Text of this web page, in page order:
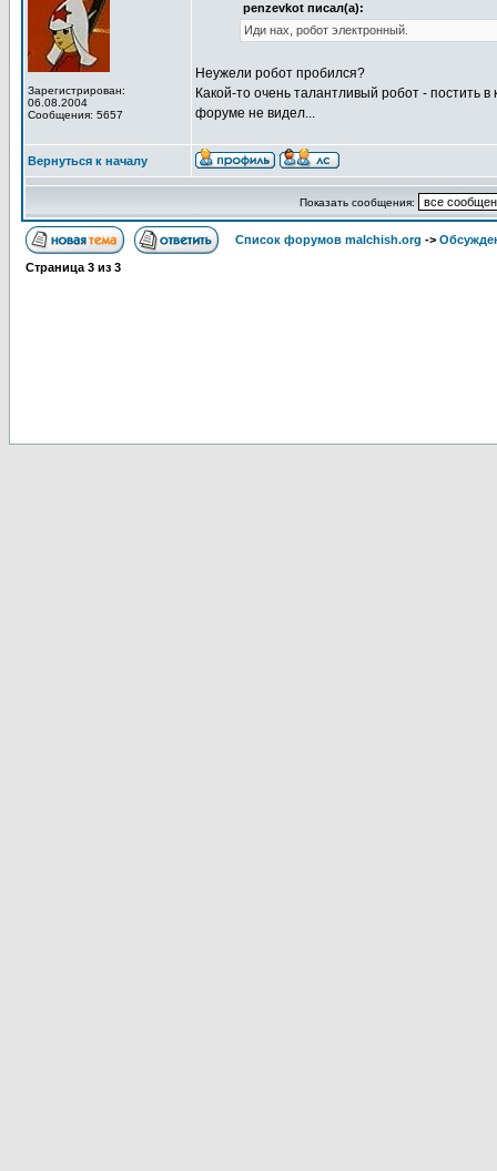
Зарегистрирован:
06.08.2004
Сообщения: 5657
penzevkot писал(а):
Иди нах, робот электронный.
Неужели робот пробился?
Какой-то очень талантливый робот - постить
форуме не видел...
Вернуться к началу
Показать сообщения:
Список форумов malchish.org ->
Страница 3 из 3